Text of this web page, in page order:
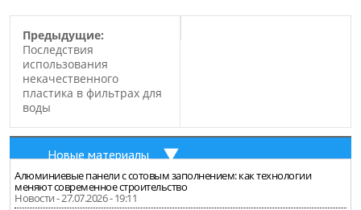
Предыдущие:
Последствия
использования
некачественного
пластика в фильтрах для
воды
Новые материалы
Алюминиевые панели с сотовым заполнением: как технологии
меняют современное строительство
Новости - 27.07.2026 - 19:11